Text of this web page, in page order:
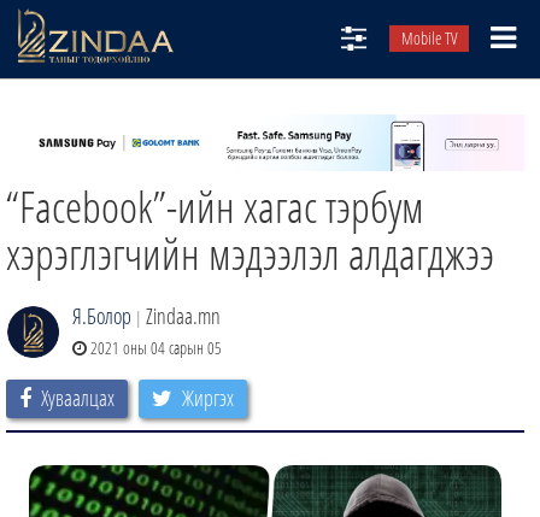
Mobile TV
ТВ8
ӨГЛӨӨНИЙ СОНИН
ЗИНДАА СЭТГҮҮЛ
“Facebook”-ийн хагас тэрбум
хэрэглэгчийн мэдээлэл алдагджээ
Я.Болор | Zindaa.mn
2021 оны 04 сарын 05
Хуваалцах Жиргэх